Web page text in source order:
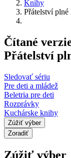
Knihy
Přátelství plné
Čítané
Přátelství
Sledovať sériu
Pre deti a mládež
Beletria pre deti
Rozprávky
Kuchárske knihy
Zúžiť výber
Zoradiť
Zúžiť výber